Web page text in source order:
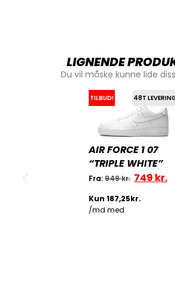
LIGNENDE
Du vil måske kunne lide
TILBUD! 48T
AIR FORCE 1 07
“TRIPLE WHITE”
Fra:949kr. 749 kr.